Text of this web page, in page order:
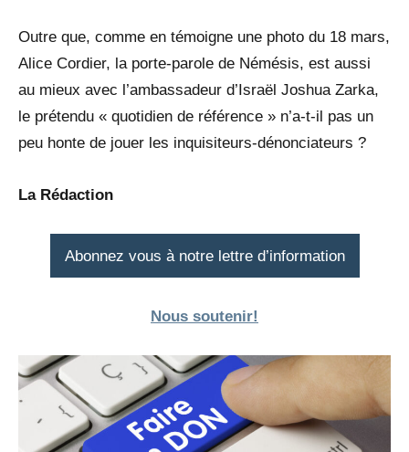
Outre que, comme en témoigne une photo du 18 mars,
Alice Cordier, la porte-parole de Némésis, est aussi
au mieux avec l’ambassadeur d’Israël Joshua Zarka,
le prétendu « quotidien de référence » n’a-t-il pas un
peu honte de jouer les inquisiteurs-dénonciateurs ?
La Rédaction
Abonnez vous à notre lettre d’information
Nous soutenir!